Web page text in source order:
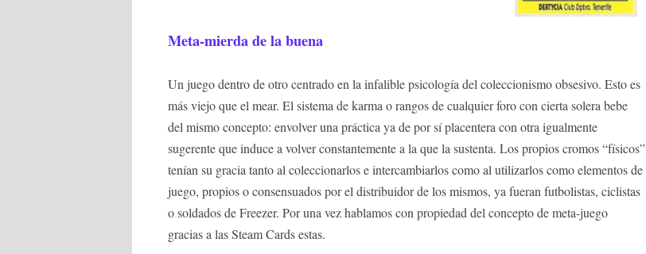
Meta-mierda de la buena
Un juego dentro de otro centrado en la infalible psicología del coleccionismo obsesivo. Esto es
más viejo que el mear. El sistema de karma o rangos de cualquier foro con cierta solera bebe
del mismo concepto: envolver una práctica ya de por sí placentera con otra igualmente
sugerente que induce a volver constantemente a la que la sustenta. Los propios cromos “físicos”
tenían su gracia tanto al coleccionarlos e intercambiarlos como al utilizarlos como elementos de
juego, propios o consensuados por el distribuidor de los mismos, ya fueran futbolistas, ciclistas
o soldados de Freezer. Por una vez hablamos con propiedad del concepto de meta-juego
gracias a las Steam Cards estas.